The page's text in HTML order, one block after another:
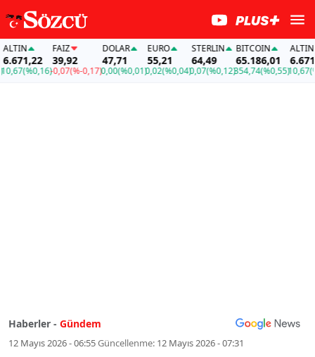
(%0,16)
FAİZ
39,92
-0,07(%-0,17)
DOLAR
47,71
0,00(%0,01)
EURO
55,21
0,02(%0,04)
STERLIN
64,49
0,07(%0,12)
BITCOIN
65.186,01
354,74(%0,55)
ALTIN
10,67
Haberler - Gündem
12 Mayıs 2026 - 06:55Güncellenme: 12 Mayıs 2026 - 07:31